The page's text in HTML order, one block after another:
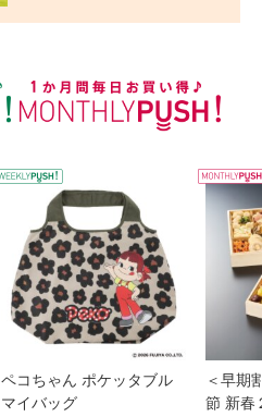
WEEKLY PUSH
ペコちゃん ポケッタブル
マイバッグ
＜早期
節 新春